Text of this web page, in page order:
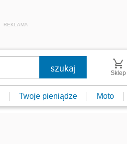
REKLAMA
Sklep
Twoje pieniądze Moto